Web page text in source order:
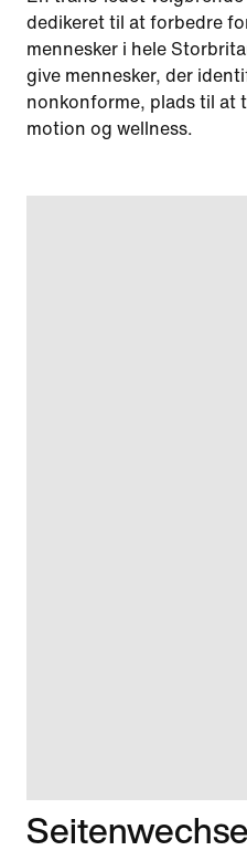
dedikeret til at forbedre
mennesker i hele
give mennesker, der
nonkonforme, plads til at
motion og wellness.